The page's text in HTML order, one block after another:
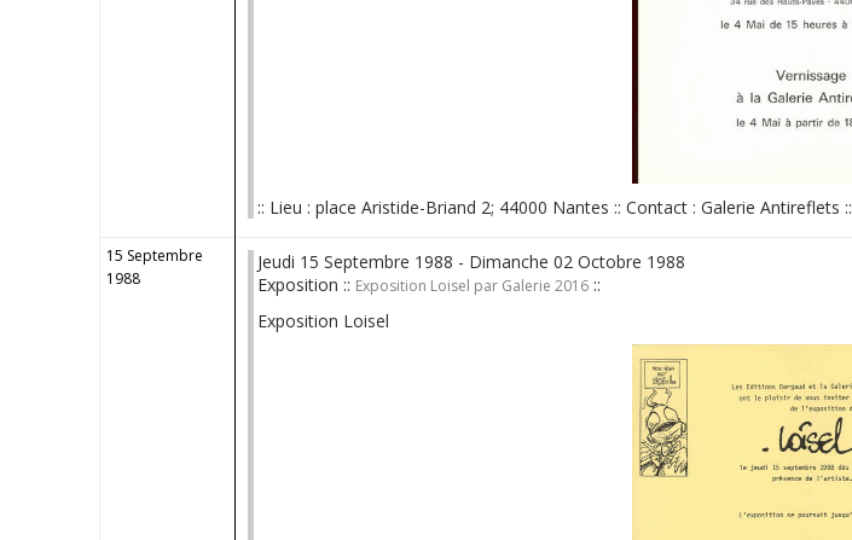
:: Lieu : place Aristide-Briand 2; 44000 Nantes :: Contact : Galerie Antireflets ::
15 Septembre
1988
Jeudi 15 Septembre 1988 - Dimanche 02 Octobre 1988
Exposition :: Exposition Loisel par Galerie 2016 ::
Exposition Loisel